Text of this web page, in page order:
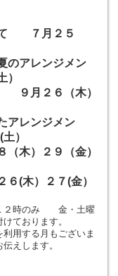
て ７月２５
アレンジメン
月２６（木）
アレンジメン
）
木）２９（金）
(木）２７(金）
１２時のみ 金・土曜
ております。
用する月もございま
えします。